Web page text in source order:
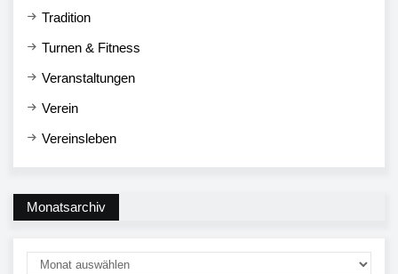
Tradition
Turnen & Fitness
Veranstaltungen
Verein
Vereinsleben
Monatsarchiv